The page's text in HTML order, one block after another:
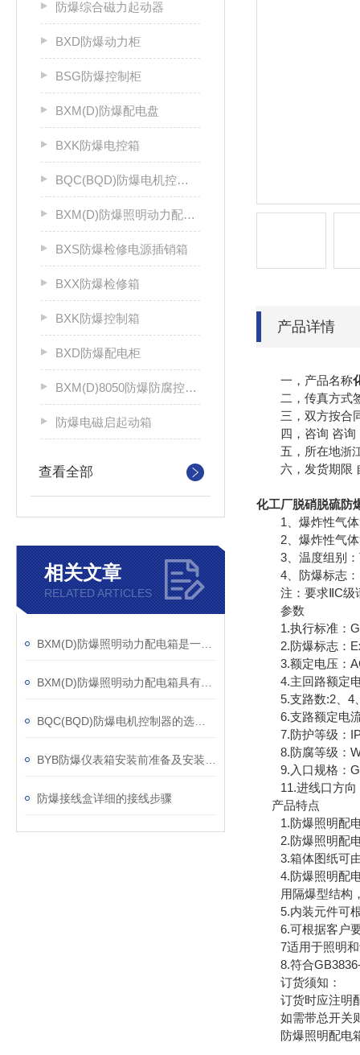
防爆综合磁力起动器
BXD防爆动力柜
BSG防爆控制柜
BXM(D)防爆配电盘
BXK防爆电控箱
BQC(BQD)防爆电机控制器
BXM(D)防爆照明动力配电箱
BXS防爆检修电源插销箱
BXX防爆检修箱
BXK防爆控制箱
BXD防爆配电柜
BXM(D)8050防爆防腐控制配电箱
防爆电磁启起动箱
查看全部
相关文章
RELATED ARTICLES
防爆接线盒详细的接线步骤
产品详情
一，产品名称
二，传真方式
三，双方按合同
四，咨询 咨询
五，所在地浙
六，发货期限
化工厂脱硝脱硫防
1、爆炸性气体
2、爆炸性气体
3、温度组别：
4、防爆标志：
注：要求ⅡC级
参数
1.执行标准：GB
2.防爆标志：
3.额定电压：
4.主回路额定电
5.支路数:2、4
6.支路额定电流
7.防护等级：
8.防腐等级：
9.入口规格：
11.进线口方向
产品特点
1.防爆照明配电
2.防爆照明配电
3.箱体图纸可由
4.防爆照明配电
用隔爆型结构，
5.内装元件可根
6.可根据客户要
7适用于照明和
8.符合GB3836-
订货须知：
订货时应注明配
如需带总开关则
防爆照明配电箱